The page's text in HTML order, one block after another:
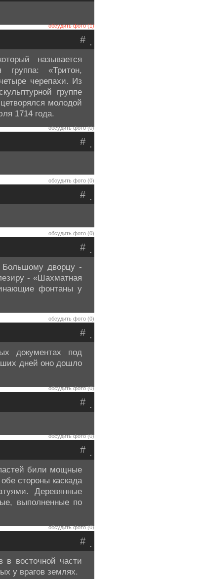
обсудить фото (1)
.
#
называется
группа: «Тритон,
черепахи. Из
группе
молодой
1714 года.
обсудить фото (0)
.
#
обсудить фото (0)
.
#
обсудить фото (0)
.
#
Большому дворцу -
- «Шахматная
фонтаны у
обсудить фото (0)
.
#
документах под
дней оно дошло
обсудить фото (0)
.
#
обсудить фото (0)
.
#
били мощные
стороны каскада
Деревянные
выполненные по
обсудить фото (0)
.
#
восточной части
у врагов землях.